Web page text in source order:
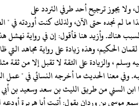
ولا يجوز ترجيح أحد طرفي التردد على
ما لم نجده حتى الآن، ولذلك كنت أوردته في "
الحكيم، وهذه زيادة على رواية مجاهد التي
وسلم ، والزيادة على الثقة لا تقبل إلا من ثقة
وفي معنا الحديث ما أخرجه النسائي في " عمل
موسى بن وردان يقول: أتيت أبا هريرة أودعه